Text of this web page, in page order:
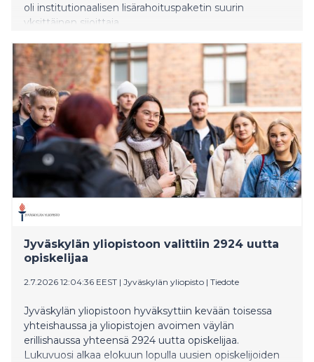
oli institutionaalisen lisärahoituspaketin suurin
yksittäinen sijoittaja.
Jyväskylän yliopistoon valittiin 2924 uutta
opiskelijaa
2.7.2026 12:04:36 EEST | Jyväskylän yliopisto | Tiedote
Jyväskylän yliopistoon hyväksyttiin kevään toisessa
yhteishaussa ja yliopistojen avoimen väylän
erillishaussa yhteensä 2924 uutta opiskelijaa.
Lukuvuosi alkaa elokuun lopulla uusien opiskelijoiden